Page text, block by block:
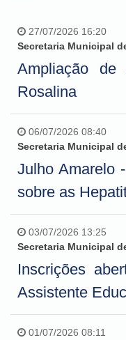
27/07/2026 16:20
Secretaria Municipal
Ampliação
Rosalina
06/07/2026 08:40
Secretaria Municipal
Julho Amarelo
sobre as
03/07/2026 13:25
Secretaria Municipal
Inscrições
Assistente
01/07/2026 08:11